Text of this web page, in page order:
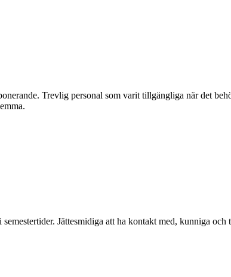
Trevlig personal som varit tillgängliga när det
Jättesmidiga att ha kontakt med, kunniga och